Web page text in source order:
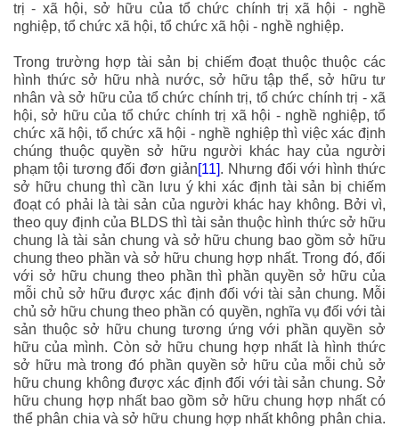
trị - xã hội, sở hữu của tổ chức chính trị xã hội - nghề
nghiệp, tổ chức xã hội, tổ chức xã hội - nghề nghiệp.
Trong trường hợp tài sản bị chiếm đoạt thuộc thuộc các
hình thức sở hữu nhà nước, sở hữu tập thể, sở hữu tư
nhân và sở hữu của tổ chức chính trị, tổ chức chính trị - xã
hội, sở hữu của tổ chức chính trị xã hội - nghề nghiệp, tổ
chức xã hội, tổ chức xã hội - nghề nghiệp thì việc xác định
chúng thuộc quyền sở hữu người khác hay của người
phạm tội tương đối đơn giản[11]. Nhưng đối với hình thức
sở hữu chung thì cần lưu ý khi xác định tài sản bị chiếm
đoạt có phải là tài sản của người khác hay không. Bởi vì,
theo quy định của BLDS thì tài sản thuộc hình thức sở hữu
chung là tài sản chung và sở hữu chung bao gồm sở hữu
chung theo phần và sở hữu chung hợp nhất. Trong đó, đối
với sở hữu chung theo phần thì phần quyền sở hữu của
mỗi chủ sở hữu được xác định đối với tài sản chung. Mỗi
chủ sở hữu chung theo phần có quyền, nghĩa vụ đối với tài
sản thuộc sở hữu chung tương ứng với phần quyền sở
hữu của mình. Còn sở hữu chung hợp nhất là hình thức
sở hữu mà trong đó phần quyền sở hữu của mỗi chủ sở
hữu chung không được xác định đối với tài sản chung. Sở
hữu chung hợp nhất bao gồm sở hữu chung hợp nhất có
thể phân chia và sở hữu chung hợp nhất không phân chia.